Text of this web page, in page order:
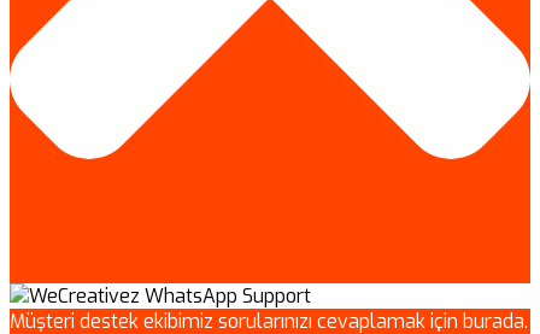
Müşteri destek ekibimiz sorularınızı cevaplamak için burada.